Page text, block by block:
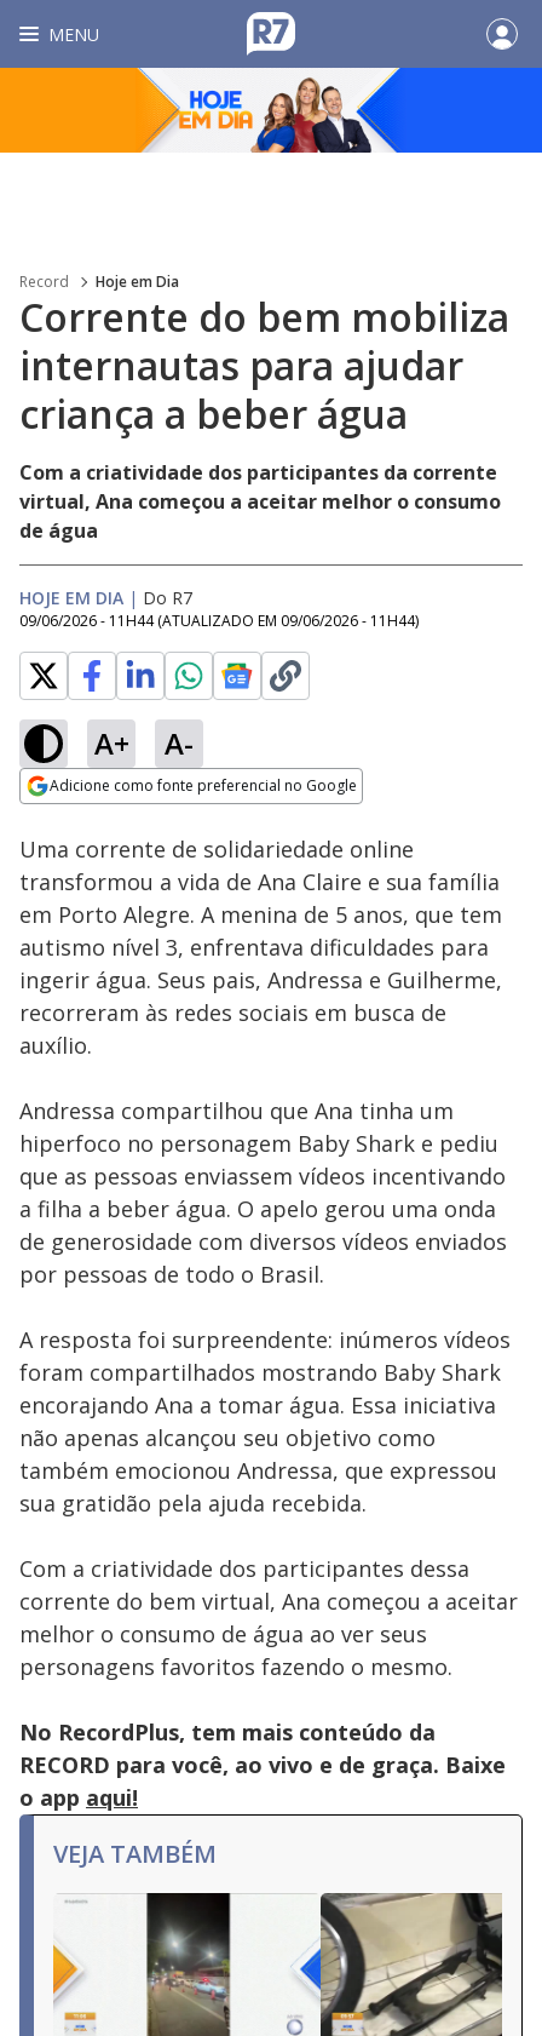
MENU
Record Hoje em Dia
Corrente do bem mobiliza
internautas para ajudar
criança a beber água
Com a criatividade dos participantes da corrente
virtual, Ana começou a aceitar melhor o consumo
de água
HOJE EM DIA | Do R7
09/06/2026 - 11H44 (ATUALIZADO EM 09/06/2026 - 11H44)
A+ A-
Adicione como fonte preferencial no Google
Ativar
Loaded
22.62%
Uma corrente de solidariedade online
transformou a vida de Ana Claire e sua família
em Porto Alegre. A menina de 5 anos, que tem
autismo nível 3, enfrentava dificuldades para
ingerir água. Seus pais, Andressa e Guilherme,
recorreram às redes sociais em busca de
auxílio.
Andressa compartilhou que Ana tinha um
hiperfoco no personagem Baby Shark e pediu
que as pessoas enviassem vídeos incentivando
a filha a beber água. O apelo gerou uma onda
de generosidade com diversos vídeos enviados
por pessoas de todo o Brasil.
A resposta foi surpreendente: inúmeros vídeos
foram compartilhados mostrando Baby Shark
encorajando Ana a tomar água. Essa iniciativa
não apenas alcançou seu objetivo como
também emocionou Andressa, que expressou
sua gratidão pela ajuda recebida.
Com a criatividade dos participantes dessa
corrente do bem virtual, Ana começou a aceitar
melhor o consumo de água ao ver seus
personagens favoritos fazendo o mesmo.
No RecordPlus, tem mais conteúdo da
RECORD para você, ao vivo e de graça. Baixe
o app aqui!
VEJA TAMBÉM